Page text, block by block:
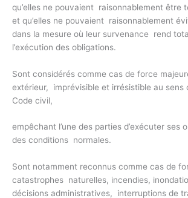
qu’elles ne pouvaient raisonnablement être
et qu’elles ne pouvaient raisonnablement
dans la mesure où leur survenance rend
l’exécution des obligations.
Sont considérés comme cas de force
extérieur, imprévisible et irrésistible au sens
Code civil,
empêchant l’une des parties d’exécuter ses
des conditions normales.
Sont notamment reconnus comme cas de
catastrophes naturelles, incendies,
décisions administratives, interruptions de